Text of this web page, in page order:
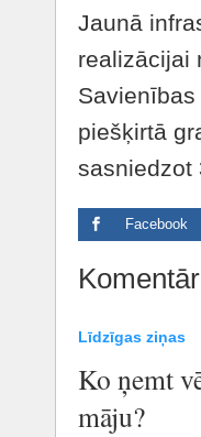
Jaunā
realizācijai
piešķirtā
sasniedzot
Facebook
Līdzīgas ziņas
Ko ņemt
māju?